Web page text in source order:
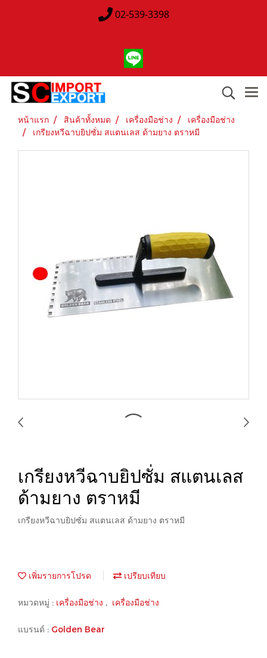
02-539-3398
หน้าแรก สินค้าทั้งหมด เครื่องมือช่าง
เครื่องมือช่าง
เกรียงหวีฉาบยิปซั่ม สแตนเลส ด้ามยาง ตราหมี
เกรียงหวีฉาบยิปซั่ม สแตนเลส
ด้ามยาง ตราหมี
เกรียงหวีฉาบยิปซั่ม สแตนเลส ด้ามยาง ตราหมี
เพิ่มรายการโปรด เปรียบเทียบ
หมวดหมู่ : เครื่องมือช่าง , เครื่องมือช่าง
แบรนด์ : Golden Bear